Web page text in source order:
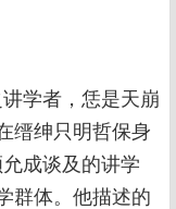
学者，恁是天崩
缙绅只明哲保身
成谈及的讲学
群体。他描述的